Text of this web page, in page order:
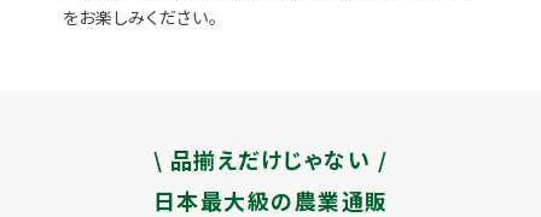
をお楽しみください。
\ 品揃えだけじゃない /
日本最大級の農業通販